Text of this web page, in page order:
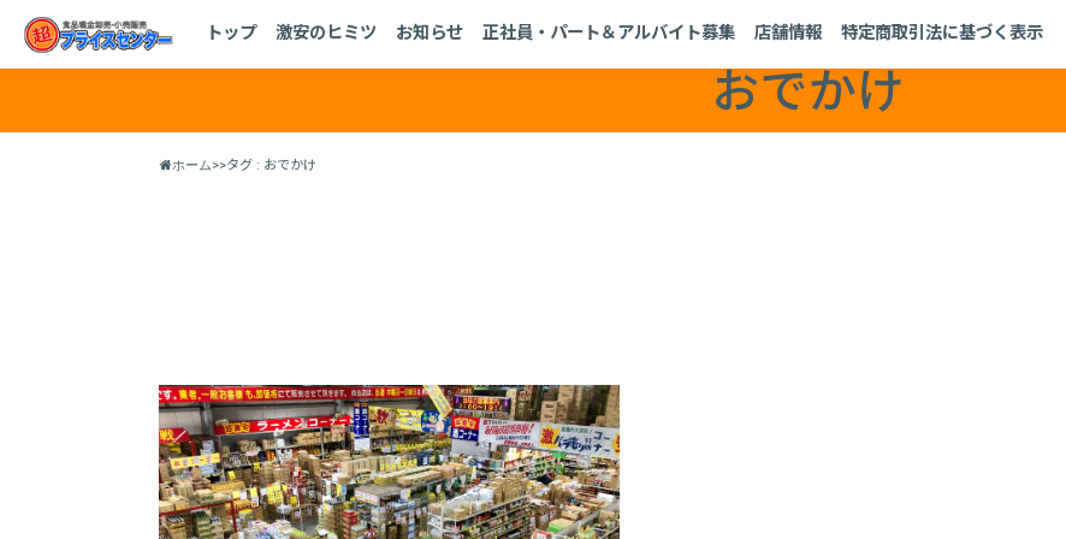
トップ 激安のヒミツ お知らせ 正社員・パート＆アルバイト募集 店舗情報 特定商取引法に基づく表示
トップ 激安のヒミツ 店舗情報 メディア情報 正社員・パート＆アルバイト募集 特定商取引法に基づく表示 ブログ
おでかけ
ホーム>>タグ : おでかけ